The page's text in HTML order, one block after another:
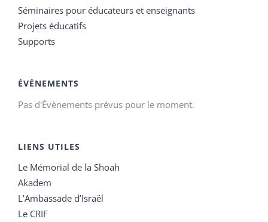
Séminaires pour éducateurs et enseignants
Projets éducatifs
Supports
ÉVÉNEMENTS
Pas d'Évènements prévus pour le moment.
LIENS UTILES
Le Mémorial de la Shoah
Akadem
L’Ambassade d’Israël
Le CRIF